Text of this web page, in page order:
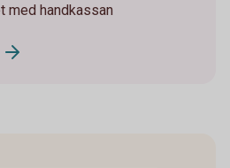
med handkassan